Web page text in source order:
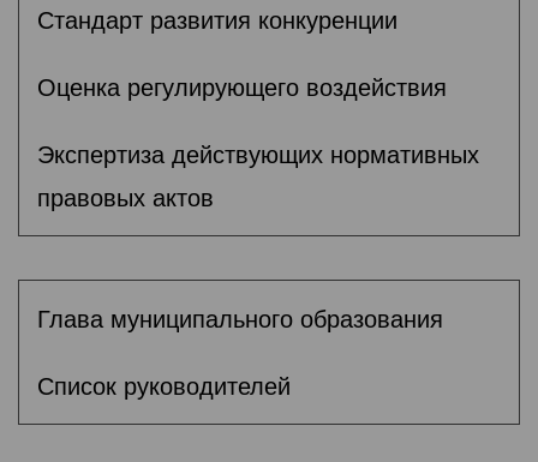
Стандарт развития конкуренции
Оценка регулирующего воздействия
Экспертиза действующих нормативных
правовых актов
Глава муниципального образования
Список руководителей